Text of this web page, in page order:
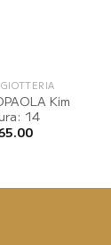
Kim
14